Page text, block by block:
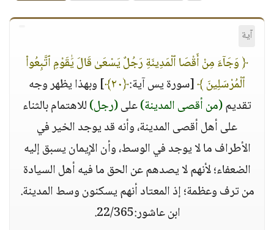
آية
﴿ وَجَآءَ مِنْ أَقْصَا ٱلْمَدِينَةِ رَجُلٌ يَسْعَىٰ قَالَ يَٰقَوْمِ ٱتَّبِعُوا۟
ٱلْمُرْسَلِينَ ﴾[سورة يس آية:﴿٢٠﴾
] وبهذا يظهر وجه
تقديم(من أقصى المدينة)على(رجل)للاهتمام بالثناء
على أهل أقصى المدينة، وأنه قد يوجد الخير في
الأطراف ما لا يوجد في الوسط، وأن الإِيمان يسبق إليه
الضعفاء؛ لأنهم لا يصدهم عن الحق ما فيه أهل السيادة
من ترف وعظمة؛ إذ المعتاد أنهم يسكنون وسط المدينة.
ابن عاشور:22/365.